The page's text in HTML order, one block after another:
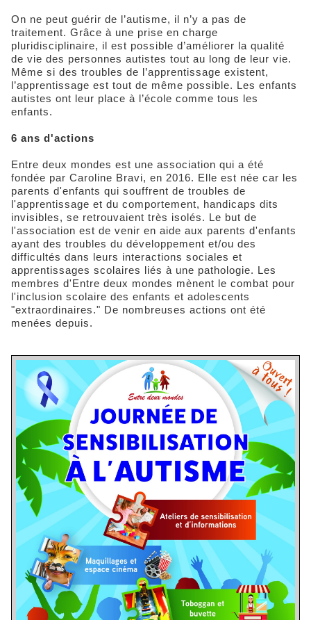
On ne peut guérir de l’autisme, il n’y a pas de
traitement. Grâce à une prise en charge
pluridisciplinaire, il est possible d’améliorer la qualité
de vie des personnes autistes tout au long de leur vie.
Même si des troubles de l’apprentissage existent,
l’apprentissage est tout de même possible. Les enfants
autistes ont leur place à l’école comme tous les
enfants.
6 ans d'actions
Entre deux mondes est une association qui a été
fondée par Caroline Bravi, en 2016. Elle est née car les
parents d'enfants qui souffrent de troubles de
l'apprentissage et du comportement, handicaps dits
invisibles, se retrouvaient très isolés. Le but de
l'association est de venir en aide aux parents d'enfants
ayant des troubles du développement et/ou des
difficultés dans leurs interactions sociales et
apprentissages scolaires liés à une pathologie. Les
membres d'Entre deux mondes mènent le combat pour
l'inclusion scolaire des enfants et adolescents
"extraordinaires." De nombreuses actions ont été
menées depuis.